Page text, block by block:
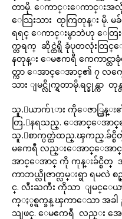
တာမို. ေကာင္းေကာင္းအ
ေသြးသား ထႂကြတုန္း မို. မ
ရရင္ ေကာင္းမွာဘဲဟု ေတြ
က္တရက္ ဆိုင္ထဲရွိ ခုံပုတလုံးတြင္
နတုန္း ေမဧကရီ ကေကာင္တ
တ္ကာ ေအာင္ေအာင္၏ ၇ လ
သား ျမင္လိုက္ရတာမို.ရင္ခုန္ကာ တုန္
သူ.ေယာက်ၤား ကိုေဇာ္ထြန္
တြ.ေနရသည္. ေအာင္ေအာ
သူ.ေစာက္ပတ္ထဲထည္.ၾကည္.ခ်င္စိ
မဧကရီ လည္းေအာင္ေအာ
အာင္ေအာင္ ကို ကုန္းခ်င္စိတ္ အလို
ကာဘယ္လိုဇာတ္လမ္းရွာ ရမလဲ
င္. လီးႀကီး ကိုသာ ျမင္ေယ
က္ႏွစ္ရက္ခန္.ၾကာေသာ အခါ ည
သျဖင္. ေမဧကရီ လည္း အေမွ